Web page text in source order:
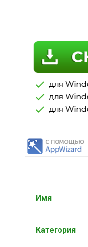
Имя
Категория